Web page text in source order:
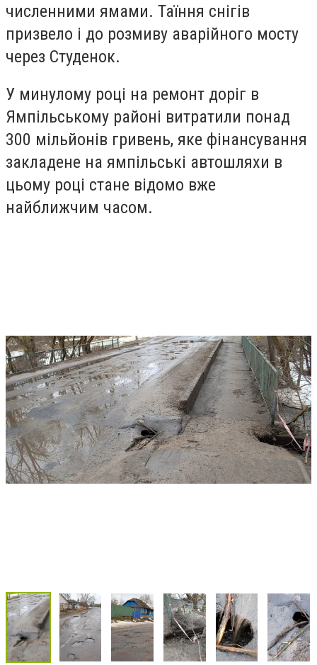
численними ямами. Таїння снігів
призвело і до розмиву аварійного мосту
через Студенок.
У минулому році на ремонт доріг в
Ямпільському районі витратили понад
300 мільйонів гривень, яке фінансування
закладене на ямпільські автошляхи в
цьому році стане відомо вже
найближчим часом.